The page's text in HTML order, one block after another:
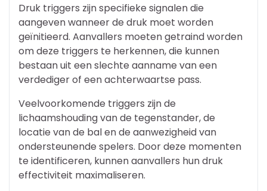
Druk triggers zijn specifieke signalen die
aangeven wanneer de druk moet worden
geïnitieerd. Aanvallers moeten getraind worden
om deze triggers te herkennen, die kunnen
bestaan uit een slechte aanname van een
verdediger of een achterwaartse pass.
Veelvoorkomende triggers zijn de
lichaamshouding van de tegenstander, de
locatie van de bal en de aanwezigheid van
ondersteunende spelers. Door deze momenten
te identificeren, kunnen aanvallers hun druk
effectiviteit maximaliseren.